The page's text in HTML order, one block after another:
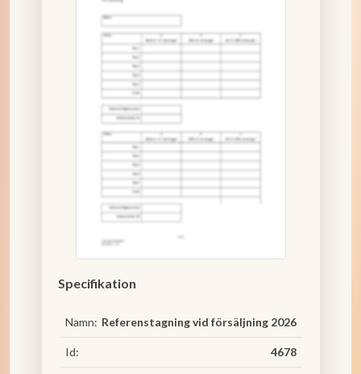
Specifikation
Namn: Referenstagning vid försäljning 2026
Id: 4678